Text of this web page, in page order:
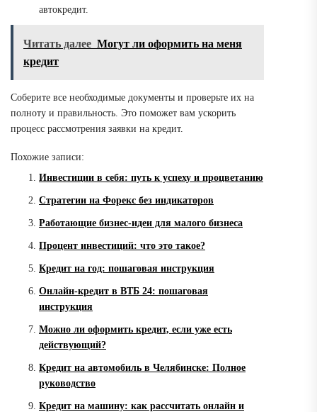
автокредит.
Читать далее Могут ли оформить на меня
кредит
Соберите все необходимые документы и проверьте их на
полноту и правильность. Это поможет вам ускорить
процесс рассмотрения заявки на кредит.
Похожие записи:
Инвестиции в себя: путь к успеху и процветанию
Стратегии на Форекс без индикаторов
Работающие бизнес-идеи для малого бизнеса
Процент инвестиций: что это такое?
Кредит на год: пошаговая инструкция
Онлайн-кредит в ВТБ 24: пошаговая
инструкция
Можно ли оформить кредит, если уже есть
действующий?
Кредит на автомобиль в Челябинске: Полное
руководство
Кредит на машину: как рассчитать онлайн и